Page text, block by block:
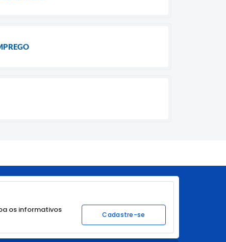
os informativos
Cadastre-se